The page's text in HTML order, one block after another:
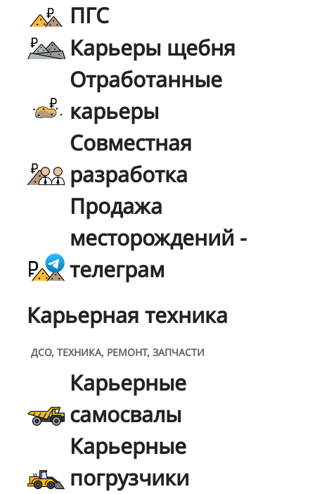
ПГС
Карьеры щебня
Отработанные
карьеры
Совместная
разработка
Продажа
месторождений -
телеграм
Карьерная техника
ДСО, ТЕХНИКА, РЕМОНТ, ЗАПЧАСТИ
Карьерные
самосвалы
Карьерные
погрузчики